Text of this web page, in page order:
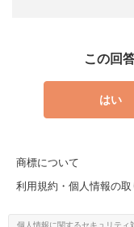
この回
はい
商標について
利用規約・個人情報の
個人情報に関するセキュリティ